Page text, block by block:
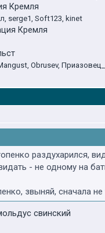
Кремля
serge1, Soft123, kinet
Кремля
Obrusev,
раздухарился,
- не одному на
звыняй, сначала
свинский